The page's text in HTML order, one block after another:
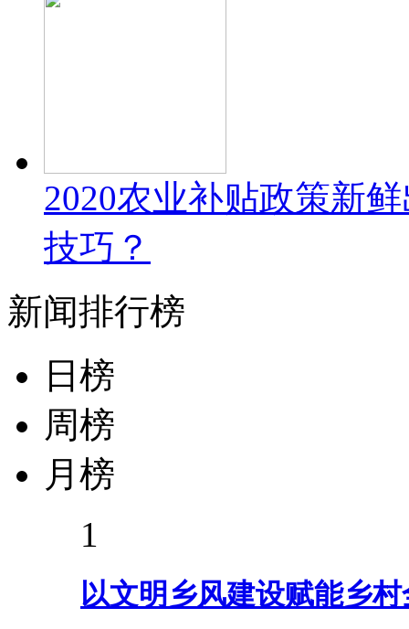
2020农业补贴政策新
技巧？
新闻排行榜
日榜
周榜
月榜
1
以文明乡风建设赋能乡